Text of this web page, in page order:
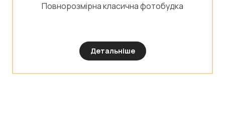
Повнорозмірна класична фотобудка
Детальніше